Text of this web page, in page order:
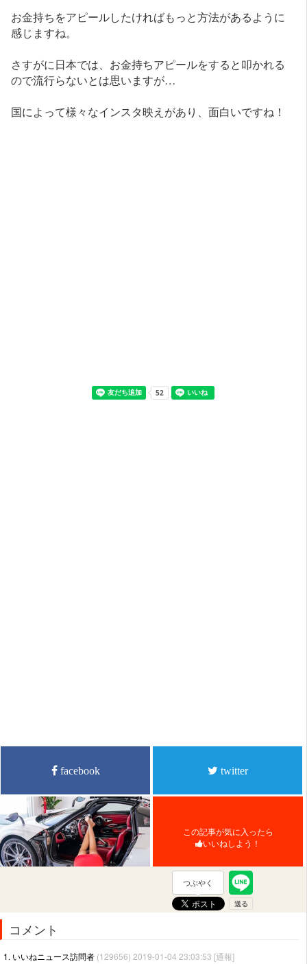
お金持ちをアピールしたければもっと方法があるように
感じますね。
さすがに日本では、お金持ちアピールをすると叩かれる
ので流行らないとは思いますが…
国によって様々なインスタ映えがあり、面白いですね！
facebook twitter
この記事が気に入ったら
いいねしよう！
つぶやく
コメント
1. いいねニュース訪問者 (129656) 2019-01-04 23:03:53 [通報]